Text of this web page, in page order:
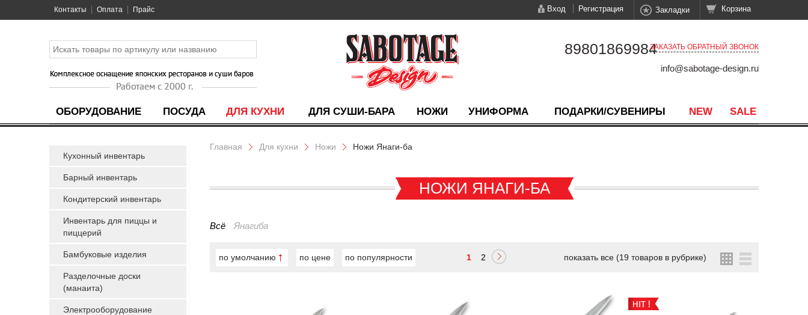
Контакты Оплата Прайс Вход Регистрация Закладки Корзина
ОБОРУДОВАНИЕ ПОСУДА ДЛЯ КУХНИ ДЛЯ СУШИ-БАРА НОЖИ УНИФОРМА ПОДАРКИ/СУВЕНИРЫ NEW SALE
89801869984ЗАКАЗАТЬ ОБРАТНЫЙ ЗВОНОК
info@sabotage-design.ru
Кухонный инвентарь
Барный инвентарь
Кондитерский инвентарь
Инвентарь для пиццы и
пиццерий
Бамбуковые изделия
Разделочные доски
(манаита)
Электрооборудование
Главная Для кухни Ножи Ножи Янаги-ба
НОЖИ ЯНАГИ-БА
Всё Янагиба
1 2
по умолчанию по цене по популярности показать все (19 товаров в рубрике)